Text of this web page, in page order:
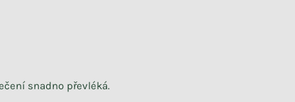
snadno převléká.